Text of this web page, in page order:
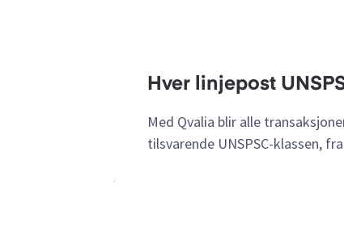
Hver linjepost
Med Qvalia blir alle
tilsvarende UNSPSC-klassen,